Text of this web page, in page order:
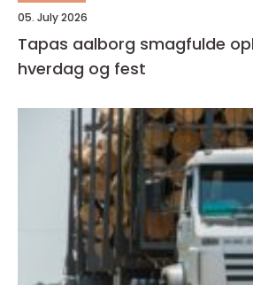
05. July 2026
Tapas aalborg smagfulde oplevelser til
hverdag og fest